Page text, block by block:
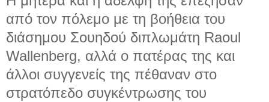
από τον πόλεμο με τη βοήθεια του
διάσημου Σουηδού διπλωμάτη Raoul
Wallenberg, αλλά ο πατέρας της και
άλλοι συγγενείς της πέθαναν στο
στρατόπεδο συγκέντρωσης του